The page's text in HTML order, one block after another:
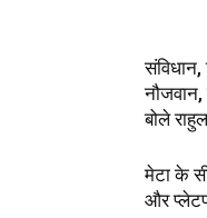
नौजवान,
बोले
मेटा के
और